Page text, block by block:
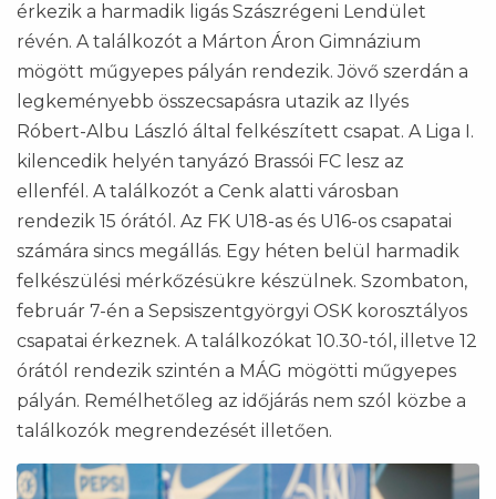
érkezik a harmadik ligás Szászrégeni Lendület
révén. A találkozót a Márton Áron Gimnázium
mögött műgyepes pályán rendezik. Jövő szerdán a
legkeményebb összecsapásra utazik az Ilyés
Róbert-Albu László által felkészített csapat. A Liga I.
kilencedik helyén tanyázó Brassói FC lesz az
ellenfél. A találkozót a Cenk alatti városban
rendezik 15 órától. Az FK U18-as és U16-os csapatai
számára sincs megállás. Egy héten belül harmadik
felkészülési mérkőzésükre készülnek. Szombaton,
február 7-én a Sepsiszentgyörgyi OSK korosztályos
csapatai érkeznek. A találkozókat 10.30-tól, illetve 12
órától rendezik szintén a MÁG mögötti műgyepes
pályán. Remélhetőleg az időjárás nem szól közbe a
találkozók megrendezését illetően.